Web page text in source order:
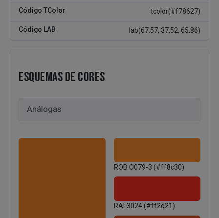
Código TColor tcolor(#f78627)
Código LAB lab(67.57, 37.52, 65.86)
ESQUEMAS DE CORES
ROB O079-3 (#ff8c30)
RAL3024 (#ff2d21)